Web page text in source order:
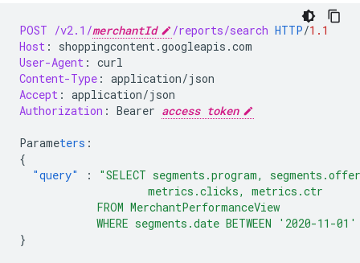
POST /v2.1/merchantId /reports/search HTTP/1.1
Host :
shoppingcontent.googleapis.com
User-Agent : curl
Content-Type : application/json
Accept : application/json
Authorization : Bearer access token
Parameters :
{
"query"
:
"SELECT segments.program,
                    metrics.clicks, metrics.ctr
            FROM MerchantPerformanceView
WHERE segments.date BETWEEN '2020-11-
}